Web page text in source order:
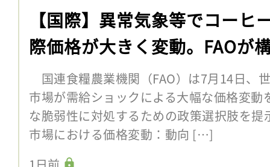
【国際】異常気象等でコーヒ
際価格が大きく変動。FAOが
国連食糧農業機関（FAO）は7月14日、
市場が需給ショックによる大幅な価格変動
な脆弱性に対処するための政策選択肢を
市場における価格変動：動向 […]